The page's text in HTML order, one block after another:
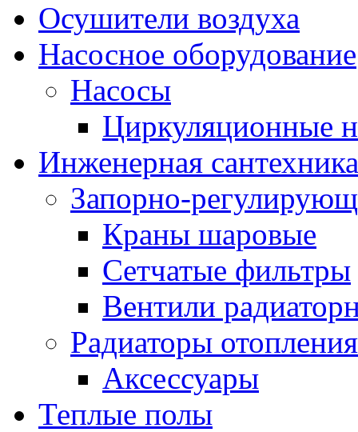
Осушители воздуха
Насосное оборудование
Насосы
Циркуляционные
Инженерная сантехника
Запорно-
Краны шаровые
Сетчатые фильтры
Вентили
Радиаторы отопления
Аксессуары
Теплые полы